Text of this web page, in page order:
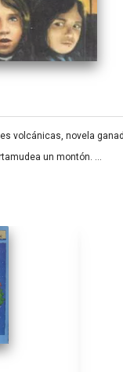
volcánicas, novela
un montón. …